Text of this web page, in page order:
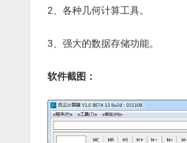
2、各种几何计算工具。
3、强大的数据存储功能。
软件截图：